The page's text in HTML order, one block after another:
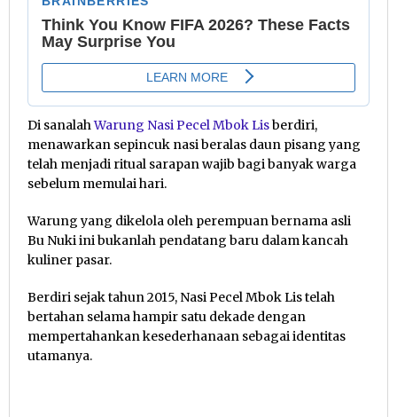
Di sanalahWarung Nasi Pecel Mbok Lisberdiri,
menawarkan sepincuk nasi beralas daun pisang yang
telah menjadi ritual sarapan wajib bagi banyak warga
sebelum memulai hari.
Warung yang dikelola oleh perempuan bernama asli
Bu Nuki ini bukanlah pendatang baru dalam kancah
kuliner pasar.
Berdiri sejak tahun 2015, Nasi Pecel Mbok Lis telah
bertahan selama hampir satu dekade dengan
mempertahankan kesederhanaan sebagai identitas
utamanya.